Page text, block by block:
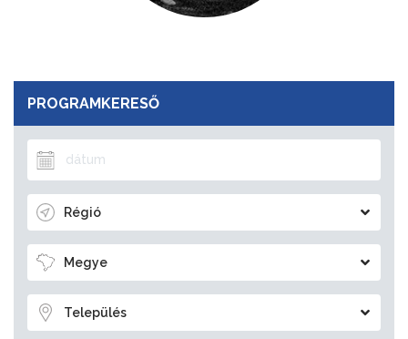
PROGRAMKERESŐ
Régió
Megye
Település